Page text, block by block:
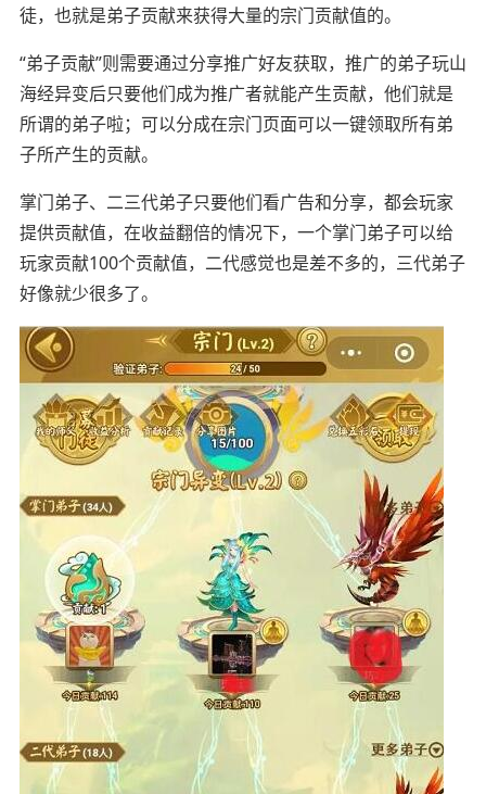
徒，也就是弟子贡献来获得大量的宗门贡献值的。
“弟子贡献”则需要通过分享推广好友获取，推广的弟子玩山
海经异变后只要他们成为推广者就能产生贡献，他们就是
所谓的弟子啦；可以分成在宗门页面可以一键领取所有弟
子所产生的贡献。
掌门弟子、二三代弟子只要他们看广告和分享，都会玩家
提供贡献值，在收益翻倍的情况下，一个掌门弟子可以给
玩家贡献100个贡献值，二代感觉也是差不多的，三代弟子
好像就少很多了。